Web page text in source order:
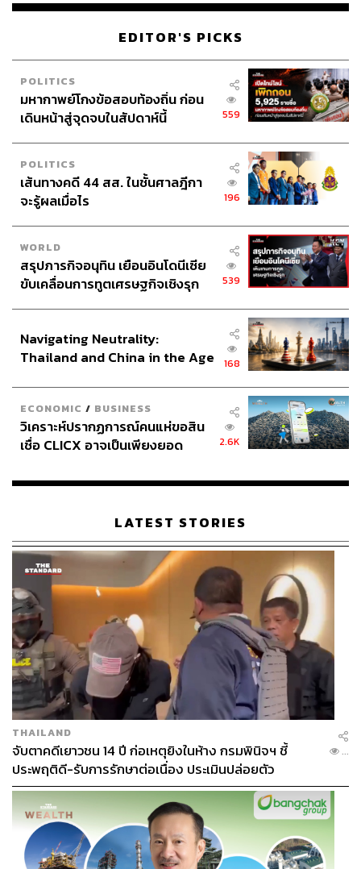
EDITOR'S PICKS
POLITICS
มหากาพย์โกงข้อสอบท้องถิ่น ก่อน
เดินหน้าสู่จุดจบในสัปดาห์นี้
559
POLITICS
เส้นทางคดี 44 สส. ในชั้นศาลฎีกา
จะรู้ผลเมื่อไร
196
WORLD
สรุปภารกิจอนุทิน เยือนอินโดนีเซีย
ขับเคลื่อนการทูตเศรษฐกิจเชิงรุก
539
Navigating Neutrality:
Thailand and China in the Age
168
ECONOMIC / BUSINESS
วิเคราะห์ปรากฏการณ์คนแห่ขอสิน
เชื่อ CLICX อาจเป็นเพียงยอด
เรือนไทยที่ถูกซุกไว้
2.6K
LATEST STORIES
THAILAND
จับตาคดีเยาวชน 14 ปี ก่อเหตุยิงในห้าง กรมพินิจฯ ชี้
ประพฤติดี-รับการรักษาต่อเนื่อง ประเมินปล่อยตัว
...